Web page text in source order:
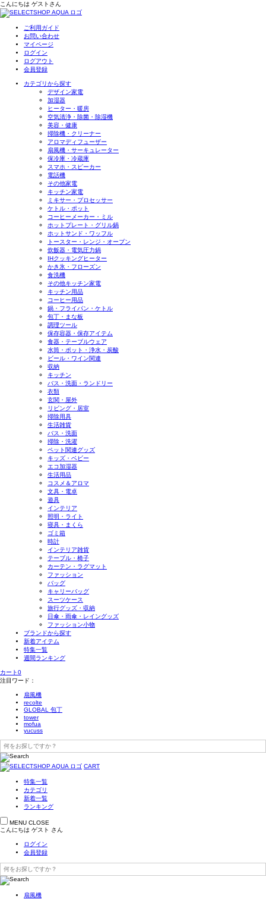
こんにちは ゲスト さん
ご利用ガイド
お問い合わせ
マイページ
ログイン
ログアウト
会員登録
カテゴリから探す
デザイン家電
加湿器
ヒーター・暖房
空気清浄・除菌・除湿機
美容・健康
掃除機・クリーナー
アロマディフューザー
扇風機・サーキュレーター
保冷庫・冷蔵庫
スマホ・スピーカー
電話機
その他家電
キッチン家電
ミキサー・プロセッサー
ケトル・ポット
コーヒーメーカー・ミル
ホットプレート・グリル鍋
ホットサンド・ワッフル
トースター・レンジ・オーブン
炊飯器・電気圧力鍋
IHクッキングヒーター
かき氷・フローズン
食洗機
その他キッチン家電
キッチン用品
コーヒー用品
鍋・フライパン・ケトル
包丁・まな板
調理ツール
保存容器・保存アイテム
食器・テーブルウェア
水筒・ポット・浄水・炭酸
ビール・ワイン関連
収納
キッチン
バス・洗面・ランドリー
衣類
玄関・屋外
リビング・居室
掃除用具
生活雑貨
バス・洗面
掃除・洗濯
ペット関連グッズ
キッズ・ベビー
エコ加湿器
生活用品
コスメ＆アロマ
文具・電卓
遊具
インテリア
照明・ライト
寝具・まくら
ゴミ箱
時計
インテリア雑貨
テーブル・椅子
カーテン・ラグマット
ファッション
バッグ
キャリーバッグ
スーツケース
旅行グッズ・収納
日傘・雨傘・レイングッズ
ファッション小物
ブランドから探す
新着アイテム
特集一覧
週間ランキング
カート0
注目ワード：
扇風機
recolte
GLOBAL 包丁
tower
mofua
yucuss
CART
特集一覧
カテゴリ
新着一覧
ランキング
MENU CLOSE
こんにちは ゲスト さん
ログイン
会員登録
扇風機